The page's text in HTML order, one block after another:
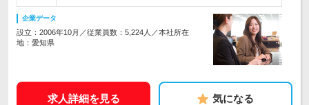
企業データ
設立：2006年10月／従業員数：5,224人／本社所在
地：愛知県
求人詳細を見る 気になる